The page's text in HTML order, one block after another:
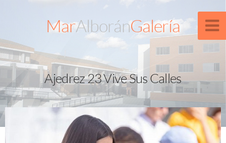
MarAlboránGalería
Ajedrez 23 Vive Sus Calles